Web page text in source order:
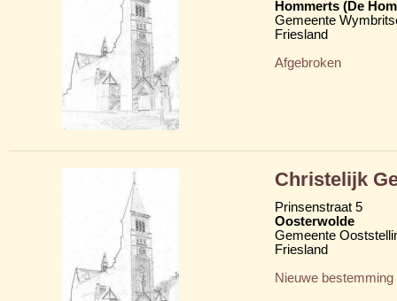
Hommerts (De
Gemeente
Friesland
Afgebroken
Christelijk
Prinsenstraat 5
Oosterwolde
Gemeente
Friesland
Nieuwe bestemming